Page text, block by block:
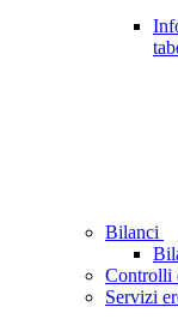
Bilanci
Controlli
Servizi